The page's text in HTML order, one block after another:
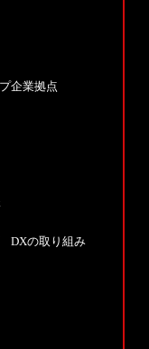
企業拠点
DXの取り組み